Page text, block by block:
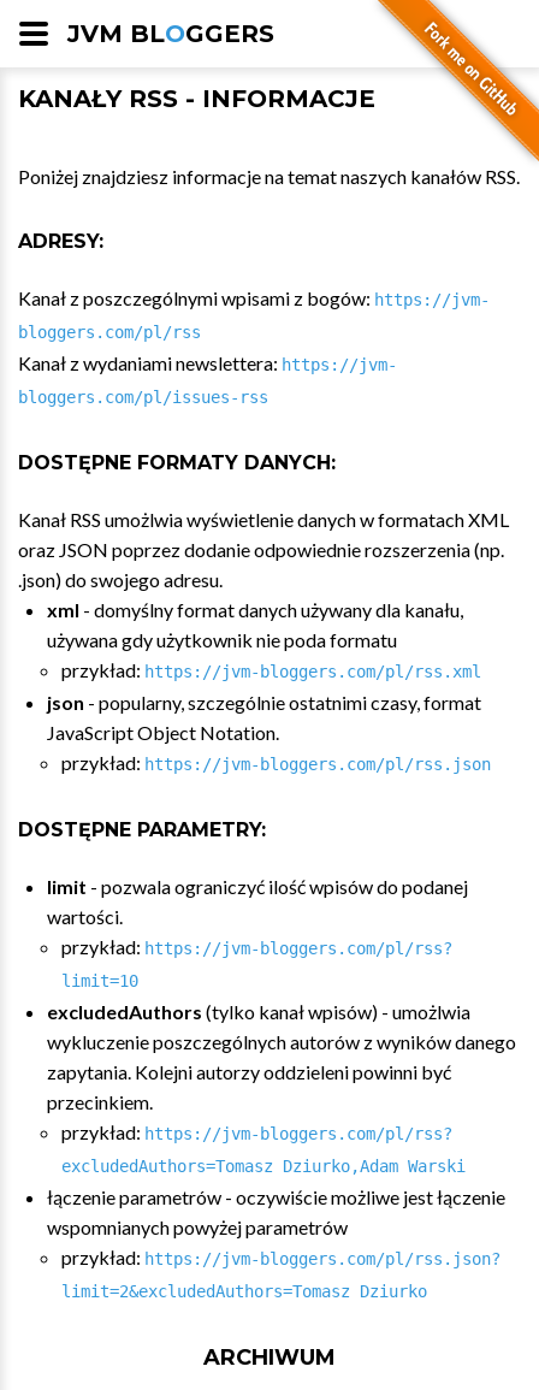
JVM BLOGGERS
KANAŁY RSS - INFORMACJE
Poniżej znajdziesz informacje na temat naszych kanałów RSS.
ADRESY:
Kanał z poszczególnymi wpisami z bogów: https://jvm-
bloggers.com/pl/rss
Kanał z wydaniami newslettera: https://jvm-
bloggers.com/pl/issues-rss
DOSTĘPNE FORMATY DANYCH:
Kanał RSS umożlwia wyświetlenie danych w formatach XML
oraz JSON poprzez dodanie odpowiednie rozszerzenia (np.
.json) do swojego adresu.
xml - domyślny format danych używany dla kanału,
używana gdy użytkownik nie poda formatu
przykład: https://jvm-bloggers.com/pl/rss.xml
json - popularny, szczególnie ostatnimi czasy, format
JavaScript Object Notation.
przykład: https://jvm-bloggers.com/pl/rss.json
DOSTĘPNE PARAMETRY:
limit - pozwala ograniczyć ilość wpisów do podanej
wartości.
przykład: https://jvm-bloggers.com/pl/rss?
limit=10
excludedAuthors (tylko kanał wpisów) - umożlwia
wykluczenie poszczególnych autorów z wyników danego
zapytania. Kolejni autorzy oddzieleni powinni być
przecinkiem.
przykład: https://jvm-bloggers.com/pl/rss?
excludedAuthors=Tomasz Dziurko,Adam Warski
łączenie parametrów - oczywiście możliwe jest łączenie
wspomnianych powyżej parametrów
przykład: https://jvm-bloggers.com/pl/rss.json?
limit=2&excludedAuthors=Tomasz Dziurko
ARCHIWUM